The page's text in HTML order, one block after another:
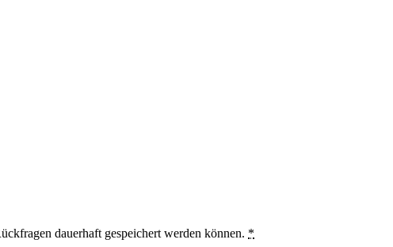
dauerhaft gespeichert werden können. *